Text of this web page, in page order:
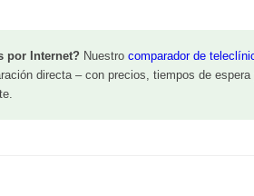
por Internet? Nuestro comparador de
directa – con precios, tiempos de